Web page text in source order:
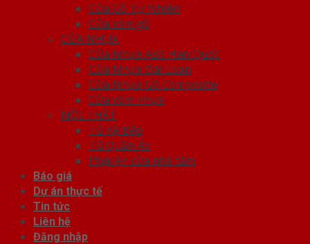
Cửa Gỗ Tự Nhiên
Cửa vòm gỗ
CỬA NHỰA
Cửa Nhựa ABS Hàn Quốc
Cửa Nhựa Đài Loan
Cửa Nhựa Gỗ Composite
Cửa vòm nhựa
NỘI THẤT
Tủ Kệ Bếp
Tủ Quần Áo
Phụ kiện cửa nhà tắm
Báo giá
Dự án thực tế
Tin tức
Liên hệ
Đăng nhập